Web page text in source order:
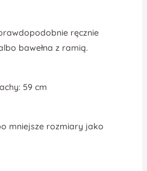
ręcznie
bawełna z ramią.
59 cm
mniejsze rozmiary jako